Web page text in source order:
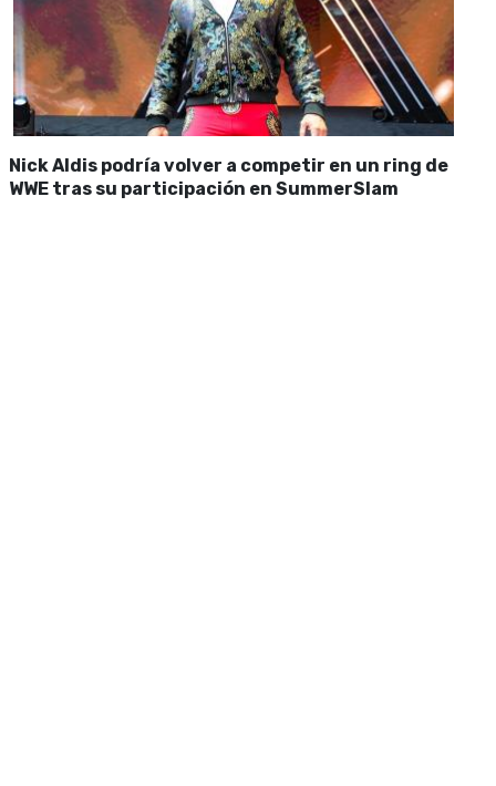
Nick Aldis podría volver a competir en un ring de
WWE tras su participación en SummerSlam